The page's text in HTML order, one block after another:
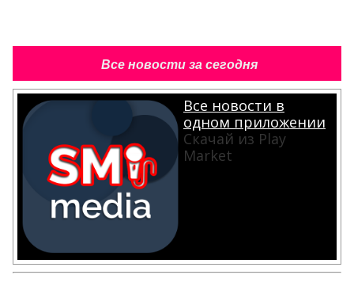
Все новости за сегодня
Все новости в
одном приложении
Скачай из Play
Market